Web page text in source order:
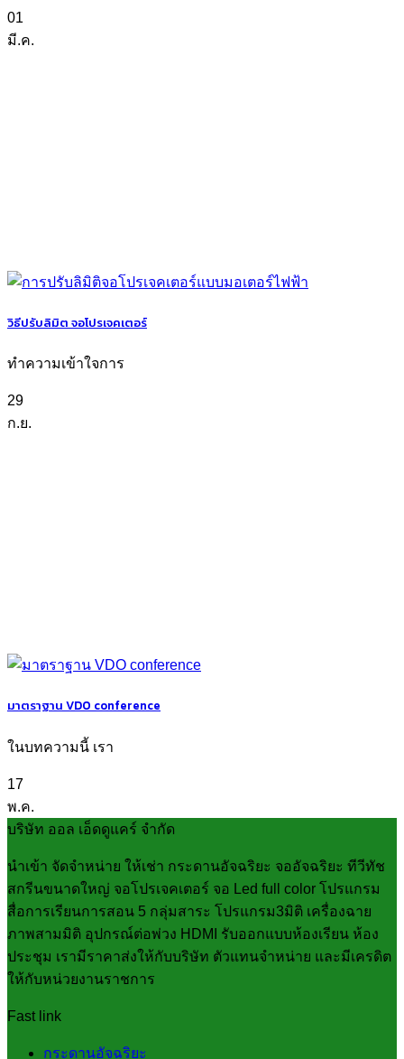
01
มี.ค.
วิธีปรับลิมิต จอโปรเจคเตอร์
ทำความเข้าใจการ
29
ก.ย.
มาตราฐาน VDO conference
ในบทความนี้ เรา
17
พ.ค.
บริษัท ออล เอ็ดดูแคร์ จำกัด
นำเข้า จัดจำหน่าย ให้เช่า กระดานอัจฉริยะ จออัจฉริยะ ทีวีทัช
สกรีนขนาดใหญ่ จอโปรเจคเตอร์ จอ Led full color โปรแกรม
สื่อการเรียนการสอน 5 กลุ่มสาระ โปรแกรม3มิติ เครื่องฉาย
ภาพสามมิติ อุปกรณ์ต่อพ่วง HDMI รับออกแบบห้องเรียน ห้อง
ประชุม เรามีราคาส่งให้กับบริษัท ตัวแทนจำหน่าย และมีเครดิต
ให้กับหน่วยงานราชการ
Fast link
กระดานอัจฉริยะ